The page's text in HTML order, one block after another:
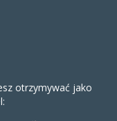
otrzymywać jako